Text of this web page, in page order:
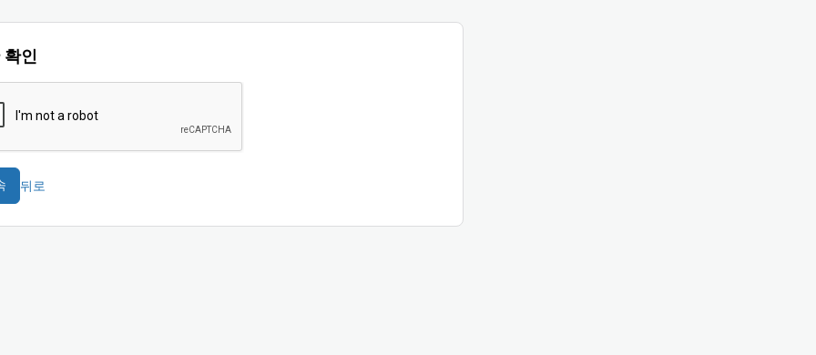
인
뒤로